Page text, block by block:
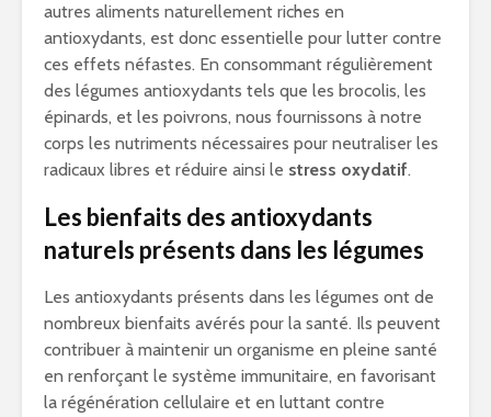
autres aliments naturellement riches en
antioxydants, est donc essentielle pour lutter contre
ces effets néfastes. En consommant régulièrement
des légumes antioxydants tels que les brocolis, les
épinards, et les poivrons, nous fournissons à notre
corps les nutriments nécessaires pour neutraliser les
radicaux libres et réduire ainsi le stress oxydatif.
Les bienfaits des antioxydants
naturels présents dans les légumes
Les antioxydants présents dans les légumes ont de
nombreux bienfaits avérés pour la santé. Ils peuvent
contribuer à maintenir un organisme en pleine santé
en renforçant le système immunitaire, en favorisant
la régénération cellulaire et en luttant contre